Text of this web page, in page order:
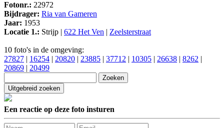
Fotonr.: 22972
Bijdrager: Ria van Gameren
Jaar: 1953
Locatie 1.: Strijp | 622 Het Ven | Zeelsterstraat
10 foto's in de omgeving:
27827 | 16254 | 20820 | 23885 | 37712 | 10305 | 26638 | 8262 |
20869 | 20499
Een reactie op deze foto insturen